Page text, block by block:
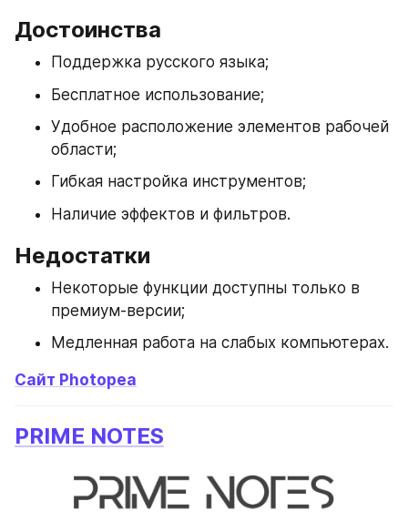
Достоинства
Поддержка русского языка;
Бесплатное использование;
Удобное расположение элементов рабочей
области;
Гибкая настройка инструментов;
Наличие эффектов и фильтров.
Недостатки
Некоторые функции доступны только в
премиум-версии;
Медленная работа на слабых компьютерах.
Сайт Photopea
PRIME NOTES